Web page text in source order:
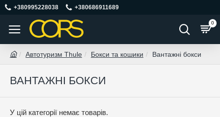
+380995228038 +380686911689
0
Автотуризм Thule Бокси та кошики Вантажні бокси
ВАНТАЖНІ БОКСИ
У цій категорії немає товарів.